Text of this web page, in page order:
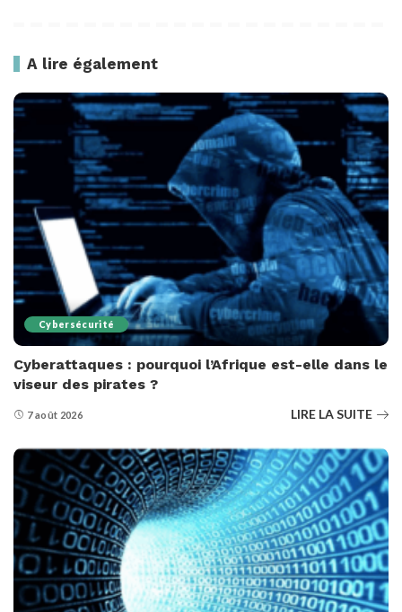
A lire également
Cybersécurité
Cyberattaques : pourquoi l’Afrique est-elle dans le
viseur des pirates ?
7 août 2026 LIRE LA SUITE